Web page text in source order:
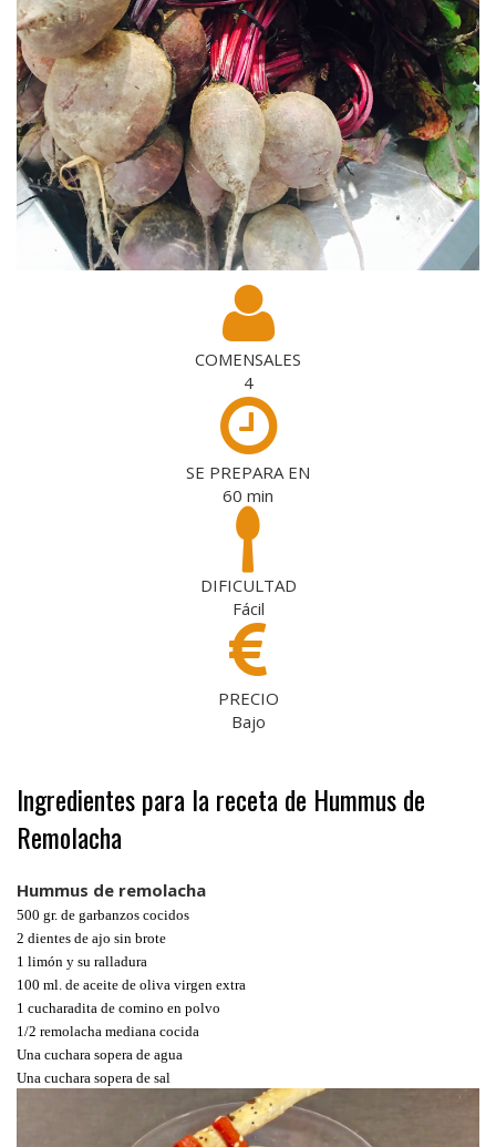
COMENSALES
4
SE PREPARA EN
60 min
DIFICULTAD
Fácil
PRECIO
Bajo
Ingredientes para la receta de Hummus de
Remolacha
Hummus de remolacha
500 gr. de garbanzos cocidos
2 dientes de ajo sin brote
1 limón y su ralladura
100 ml. de aceite de oliva virgen extra
1 cucharadita de comino en polvo
1/2 remolacha mediana cocida
Una cuchara sopera de agua
Una cuchara sopera de sal